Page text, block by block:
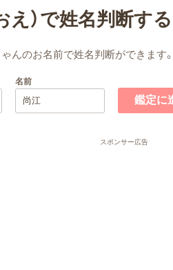
え）で姓名判断する
んのお名前で姓名判断ができます。
名前
スポンサー広告